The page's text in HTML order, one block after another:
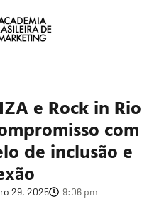
e Rock in Rio
com
de inclusão e
29, 2025 9:06 pm